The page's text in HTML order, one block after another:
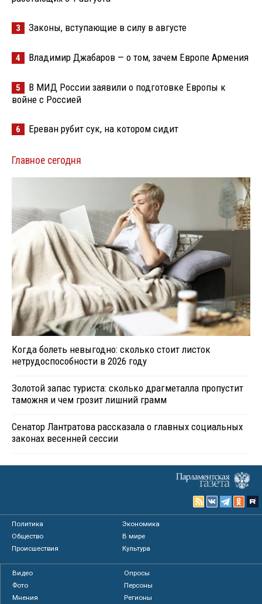
3 Законы, вступающие в силу в августе
4 Владимир Джабаров — о том, зачем Европе Армения
5
В МИД России заявили о подготовке Европы к
войне с Россией
6 Ереван рубит сук, на котором сидит
Главное сегодня
Когда болеть невыгодно: сколько стоит листок
нетрудоспособности в 2026 году
Золотой запас туриста: сколько драгметалла пропустит
таможня и чем грозит лишний грамм
Сенатор Лантратова рассказала о главных социальных
законах весенней сессии
Политика
Экономика
Общество
В мире
Происшествия
Культура
Видео
Опросы
Фото
Персоны
Мнения
Регионы